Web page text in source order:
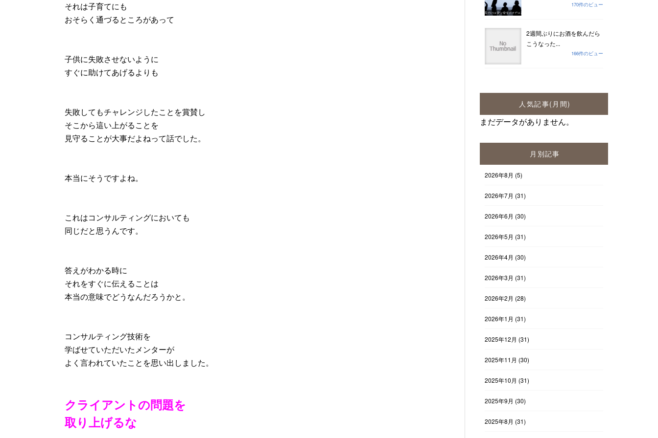
それは子育てにも
おそらく通づるところがあって
子供に失敗させないように
すぐに助けてあげるよりも
失敗してもチャレンジしたことを賞賛し
そこから這い上がることを
見守ることが大事だよねって話でした。
本当にそうですよね。
これはコンサルティングにおいても
同じだと思うんです。
答えがわかる時に
それをすぐに伝えることは
本当の意味でどうなんだろうかと。
コンサルティング技術を
学ばせていただいたメンターが
よく言われていたことを思い出しました。
クライアントの問題を
取り上げるな
170件のビュー
2週間ぶりにお酒を飲んだら
こうなった...
166件のビュー
人気記事(月間)
まだデータがありません。
月別記事
2026年8月 (5)
2026年7月 (31)
2026年6月 (30)
2026年5月 (31)
2026年4月 (30)
2026年3月 (31)
2026年2月 (28)
2026年1月 (31)
2025年12月 (31)
2025年11月 (30)
2025年10月 (31)
2025年9月 (30)
2025年8月 (31)